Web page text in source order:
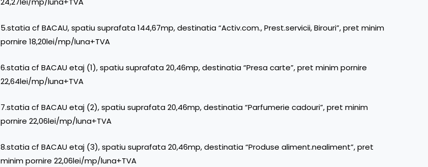
5.statia cf BACAU, spatiu suprafata 144,67mp, destinatia “Activ.com., Prest.servicii, Birouri”, pret minim
pornire 18,20lei/mp/luna+TVA
6.statia cf BACAU etaj (1), spatiu suprafata 20,46mp, destinatia “Presa carte”, pret minim pornire
22,64lei/mp/luna+TVA
7.statia cf BACAU etaj (2), spatiu suprafata 20,46mp, destinatia “Parfumerie cadouri”, pret minim
pornire 22,06lei/mp/luna+TVA
8.statia cf BACAU etaj (3), spatiu suprafata 20,46mp, destinatia “Produse aliment.nealiment”, pret
minim pornire 22,06lei/mp/luna+TVA